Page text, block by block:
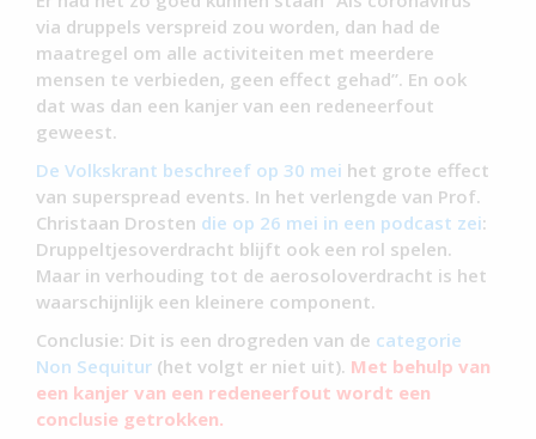
via druppels verspreid zou worden, dan had de
maatregel om alle activiteiten met meerdere
mensen te verbieden, geen effect gehad”. En ook
dat was dan een kanjer van een redeneerfout
geweest.
De Volkskrant beschreef op 30 mei het grote effect
van superspread events. In het verlengde van Prof.
Christaan Drosten die op 26 mei in een podcast zei:
Druppeltjesoverdracht blijft ook een rol spelen.
Maar in verhouding tot de aerosoloverdracht is het
waarschijnlijk een kleinere component.
Conclusie: Dit is een drogreden van de categorie
Non Sequitur (het volgt er niet uit). Met behulp van
een kanjer van een redeneerfout wordt een
conclusie getrokken.